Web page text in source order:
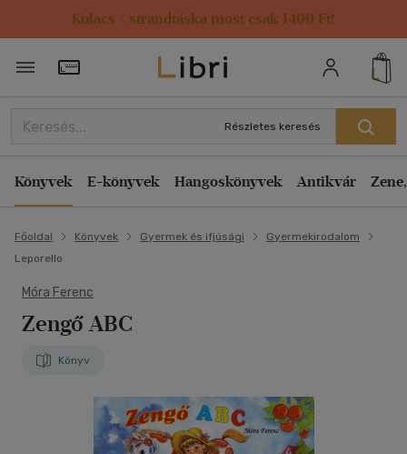
Kulacs / strandtáska most csak 1499 Ft!
Törzsvásárlói Kártya adatai
Részletes keresés
Könyvek E-könyvek Hangoskönyvek Antikvár
Főoldal Könyvek Gyermek és ifjúsági
Gyermekirodalom
Leporello
Móra Ferenc
Zengő ABC
Könyv